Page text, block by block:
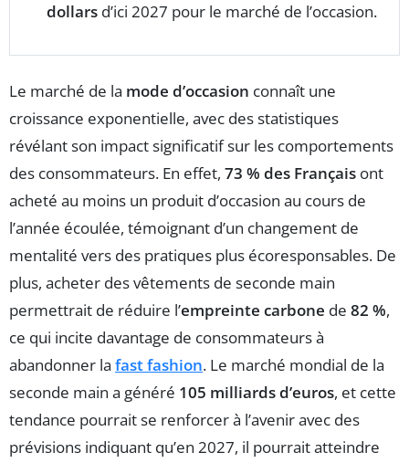
dollars d’ici 2027 pour le marché de l’occasion.
Le marché de la mode d’occasion connaît une
croissance exponentielle, avec des statistiques
révélant son impact significatif sur les comportements
des consommateurs. En effet, 73 % des Français ont
acheté au moins un produit d’occasion au cours de
l’année écoulée, témoignant d’un changement de
mentalité vers des pratiques plus écoresponsables. De
plus, acheter des vêtements de seconde main
permettrait de réduire l’empreinte carbone de 82 %,
ce qui incite davantage de consommateurs à
abandonner la fast fashion. Le marché mondial de la
seconde main a généré 105 milliards d’euros, et cette
tendance pourrait se renforcer à l’avenir avec des
prévisions indiquant qu’en 2027, il pourrait atteindre